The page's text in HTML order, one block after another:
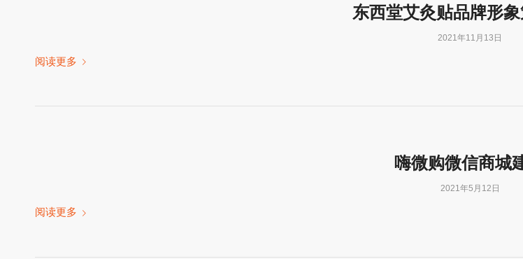
东西堂艾灸贴品牌形
2021年11月13日
阅读更多
嗨微购微信商城
2021年5月12日
阅读更多